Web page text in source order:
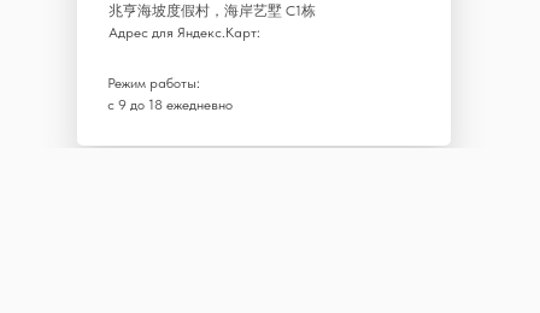
兆亨海坡度假村，海岸艺墅 C1栋
Адрес для Яндекс.Карт:
Режим работы:
с 9 до 18 ежедневно